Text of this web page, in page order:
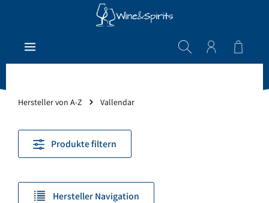
Zum Hauptinhalt springen
Hersteller von A-Z Vallendar
Produkte filtern
Hersteller Navigation